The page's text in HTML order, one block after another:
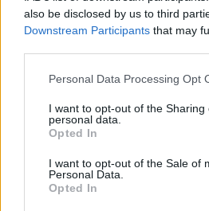
also be disclosed by us to third
Downstream Participants that may
Personal Data Processing Opt
I want to opt-out of the Sharing
personal data.
Opted In
I want to opt-out of the Sale of
Personal Data.
Opted In
Ελληνικοί δορυφόροι και
μικροδορυφόροι για
στρατιωτική χρήση: Ο
αξιοποίηση της
πληροφορίας